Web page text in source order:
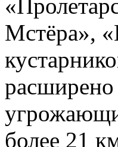
Мстёра»,
расширено
более 21